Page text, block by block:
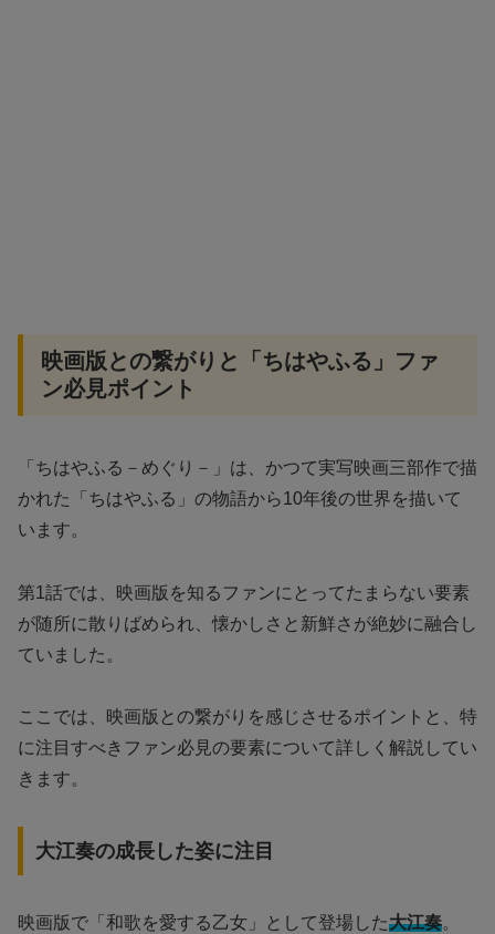
映画版との繋がりと「ちはやふる」ファ
ン必見ポイント
「ちはやふる－めぐり－」は、かつて実写映画三部作で描
かれた「ちはやふる」の物語から10年後の世界を描いて
います。
第1話では、映画版を知るファンにとってたまらない要素
が随所に散りばめられ、懐かしさと新鮮さが絶妙に融合し
ていました。
ここでは、映画版との繋がりを感じさせるポイントと、特
に注目すべきファン必見の要素について詳しく解説してい
きます。
大江奏の成長した姿に注目
映画版で「和歌を愛する乙女」として登場した大江奏。